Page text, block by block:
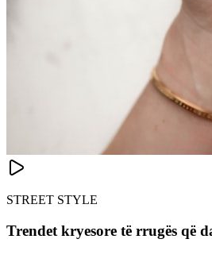
STREET STYLE
Trendet kryesore të rrugës që